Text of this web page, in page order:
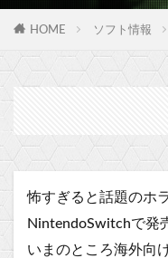
HOME ソフト情報
怖すぎると話題のホ
NintendoSwitchで発
いまのところ海外向